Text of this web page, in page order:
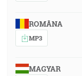
ROMÂNA
MP3
MAGYAR